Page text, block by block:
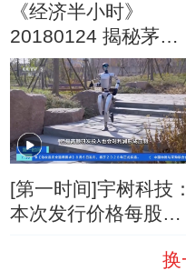
《经济半小时》
20180124 揭秘茅台
连涨之谜？
[第一时间]宇树科技：
本次发行价格每股
换